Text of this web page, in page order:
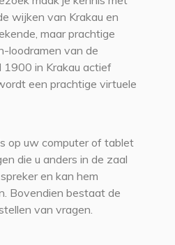
wijken van Krakau en
maar prachtige
loodramen van de
1900 in Krakau actief
een prachtige virtuele
op uw computer of tablet
die u anders in de zaal
en kan hem
Bovendien bestaat de
van vragen.